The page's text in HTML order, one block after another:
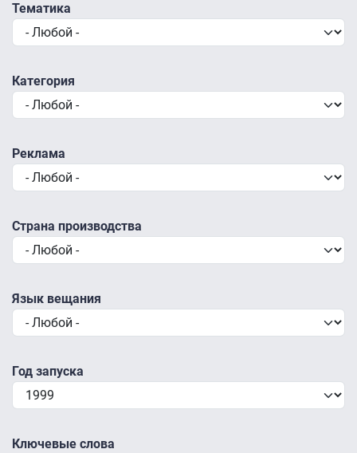
Тематика
Категория
Реклама
Страна производства
Язык вещания
Год запуска
Ключевые слова